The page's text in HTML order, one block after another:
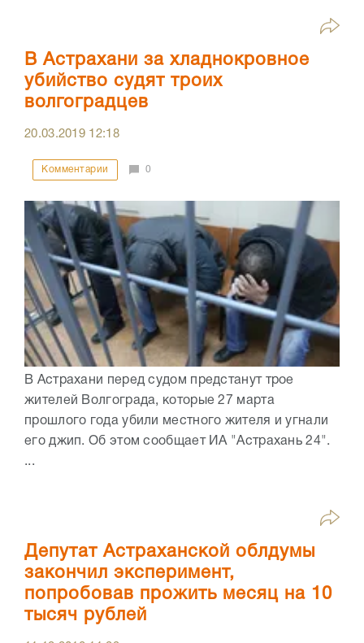
В Астрахани за хладнокровное
убийство судят троих
волгоградцев
20.03.2019 12:18
Комментарии 0
В Астрахани перед судом предстанут трое
жителей Волгограда, которые 27 марта
прошлого года убили местного жителя и угнали
его джип. Об этом сообщает ИА "Астрахань 24".
...
Депутат Астраханской облдумы
закончил эксперимент,
попробовав прожить месяц на 10
тысяч рублей